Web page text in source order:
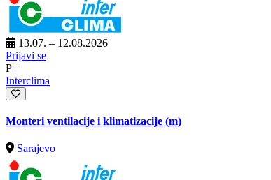
13.07. – 12.08.2026
Prijavi se
P+
Interclima
Monteri ventilacije i klimatizacije (m)
Sarajevo